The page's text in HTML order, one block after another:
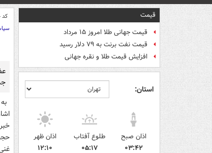
قیمت
قیمت جهانی طلا امروز ۱۵ مرداد
قیمت نفت برنت به ۷۹ دلار رسید
افزایش قیمت طلا و نقره جهانی
استان:
اذان صبح
۰۳:۴۲
طلوع آفتاب
۰۵:۱۷
اذان ظهر
۱۲:۱۰
کد